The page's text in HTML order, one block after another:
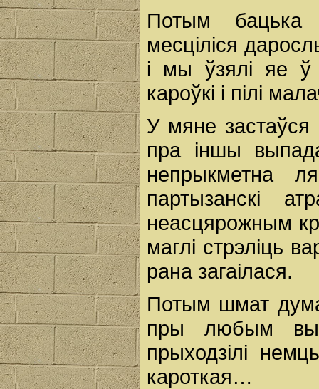
Потым бацька
месціліся
і мы ўзялі яе ў
кароўкі і пілі
У мяне
пра іншы
непрыкметна
партызанскі
неасцярожным
маглі стрэліць
рана загаілася.
Потым шмат
пры любым
прыходзілі
кароткая…